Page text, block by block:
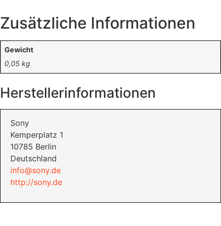
Zusätzliche Informationen
Gewicht
0,05 kg
Herstellerinformationen
Sony
Kemperplatz 1
10785 Berlin
Deutschland
info@sony.de
http://sony.de